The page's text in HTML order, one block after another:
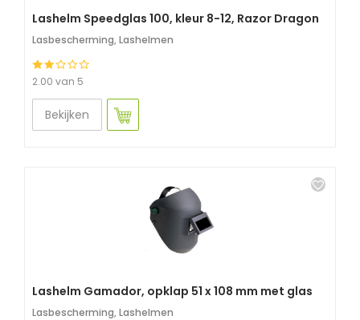
Lashelm Speedglas 100, kleur 8-12, Razor Dragon
Lasbescherming, Lashelmen
2.00 van 5
Bekijken
Lashelm Gamador, opklap 51 x 108 mm met glas
Lasbescherming, Lashelmen